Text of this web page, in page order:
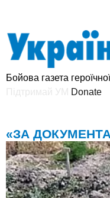
Бойова газета
Підтримай УМ
«ЗА